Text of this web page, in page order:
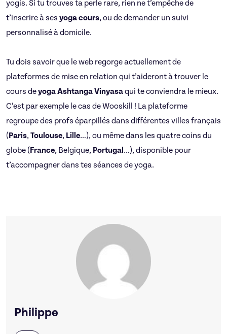
yogis. Si tu trouves ta perle rare, rien ne t’empêche de
t’inscrire à ses yoga cours, ou de demander un suivi
personnalisé à domicile.
Tu dois savoir que le web regorge actuellement de
plateformes de mise en relation qui t’aideront à trouver le
cours deyoga Ashtanga Vinyasaqui te conviendra le mieux.
C’est par exemple le cas de Wooskill ! La plateforme
regroupe des profs éparpillés dans différentes villes français
(Paris,Toulouse, Lille…), ou même dans les quatre coins du
globe (France, Belgique, Portugal…), disponible pour
t’accompagner dans tes séances de yoga.
Philippe